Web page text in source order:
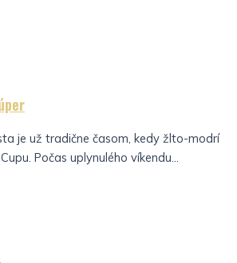
je už tradične časom, kedy žlto-modrí
Počas uplynulého víkendu...